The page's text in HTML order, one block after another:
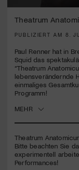
seconds
second
Theatrum
PUBLIZIERT AM 8.
Paul Renner hat in
Squid das
“Theatrum
lebensverändernde
einmaliges
Programm!
MEHR
Theatrum
Bitte beachten Sie
experimentell
Performances!
Mach mit: «Be Part
Engagiere dich als
Mit deiner
diversen
Jetzt Mitglied